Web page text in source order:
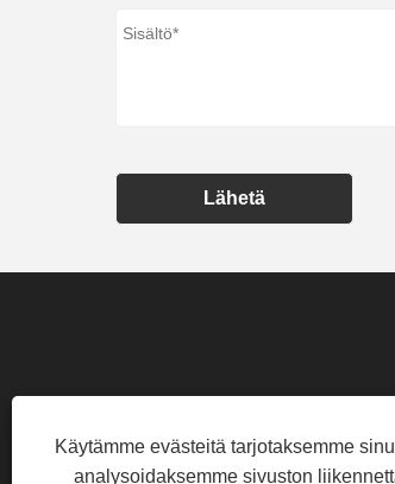
Lähetä
Käytämme evästeitä tarjotaksemme
analysoidaksemme sivuston